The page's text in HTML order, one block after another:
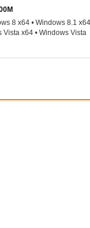
8 x64 • Windows 8.1
Vista x64 • Windows Vista